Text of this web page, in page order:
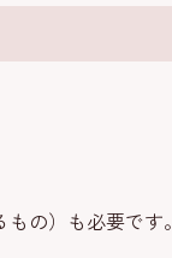
の）も必要です。